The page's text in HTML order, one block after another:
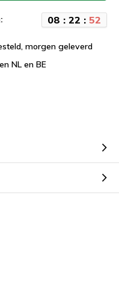
08 : 22 : 52
morgen geleverd
NL en BE